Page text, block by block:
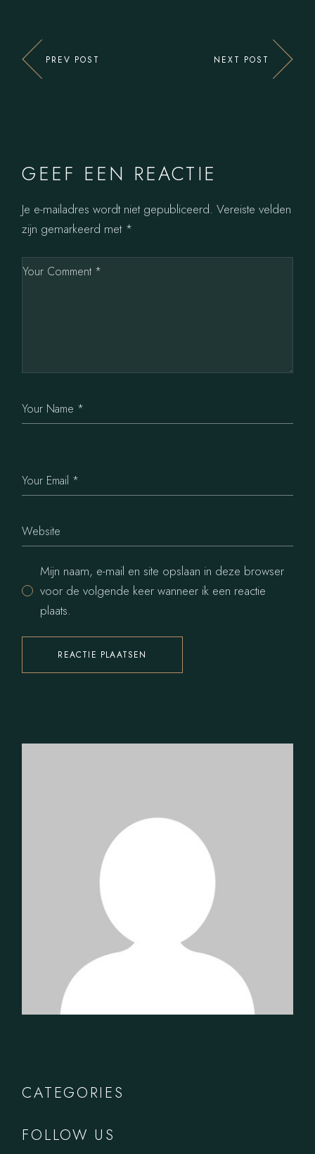
PREV POST NEXT POST
GEEF EEN REACTIE
Je e-mailadres wordt niet gepubliceerd. Vereiste velden
zijn gemarkeerd met *
Mijn naam, e-mail en site opslaan in deze browser
voor de volgende keer wanneer ik een reactie
plaats.
REACTIE PLAATSEN
CATEGORIES
FOLLOW US